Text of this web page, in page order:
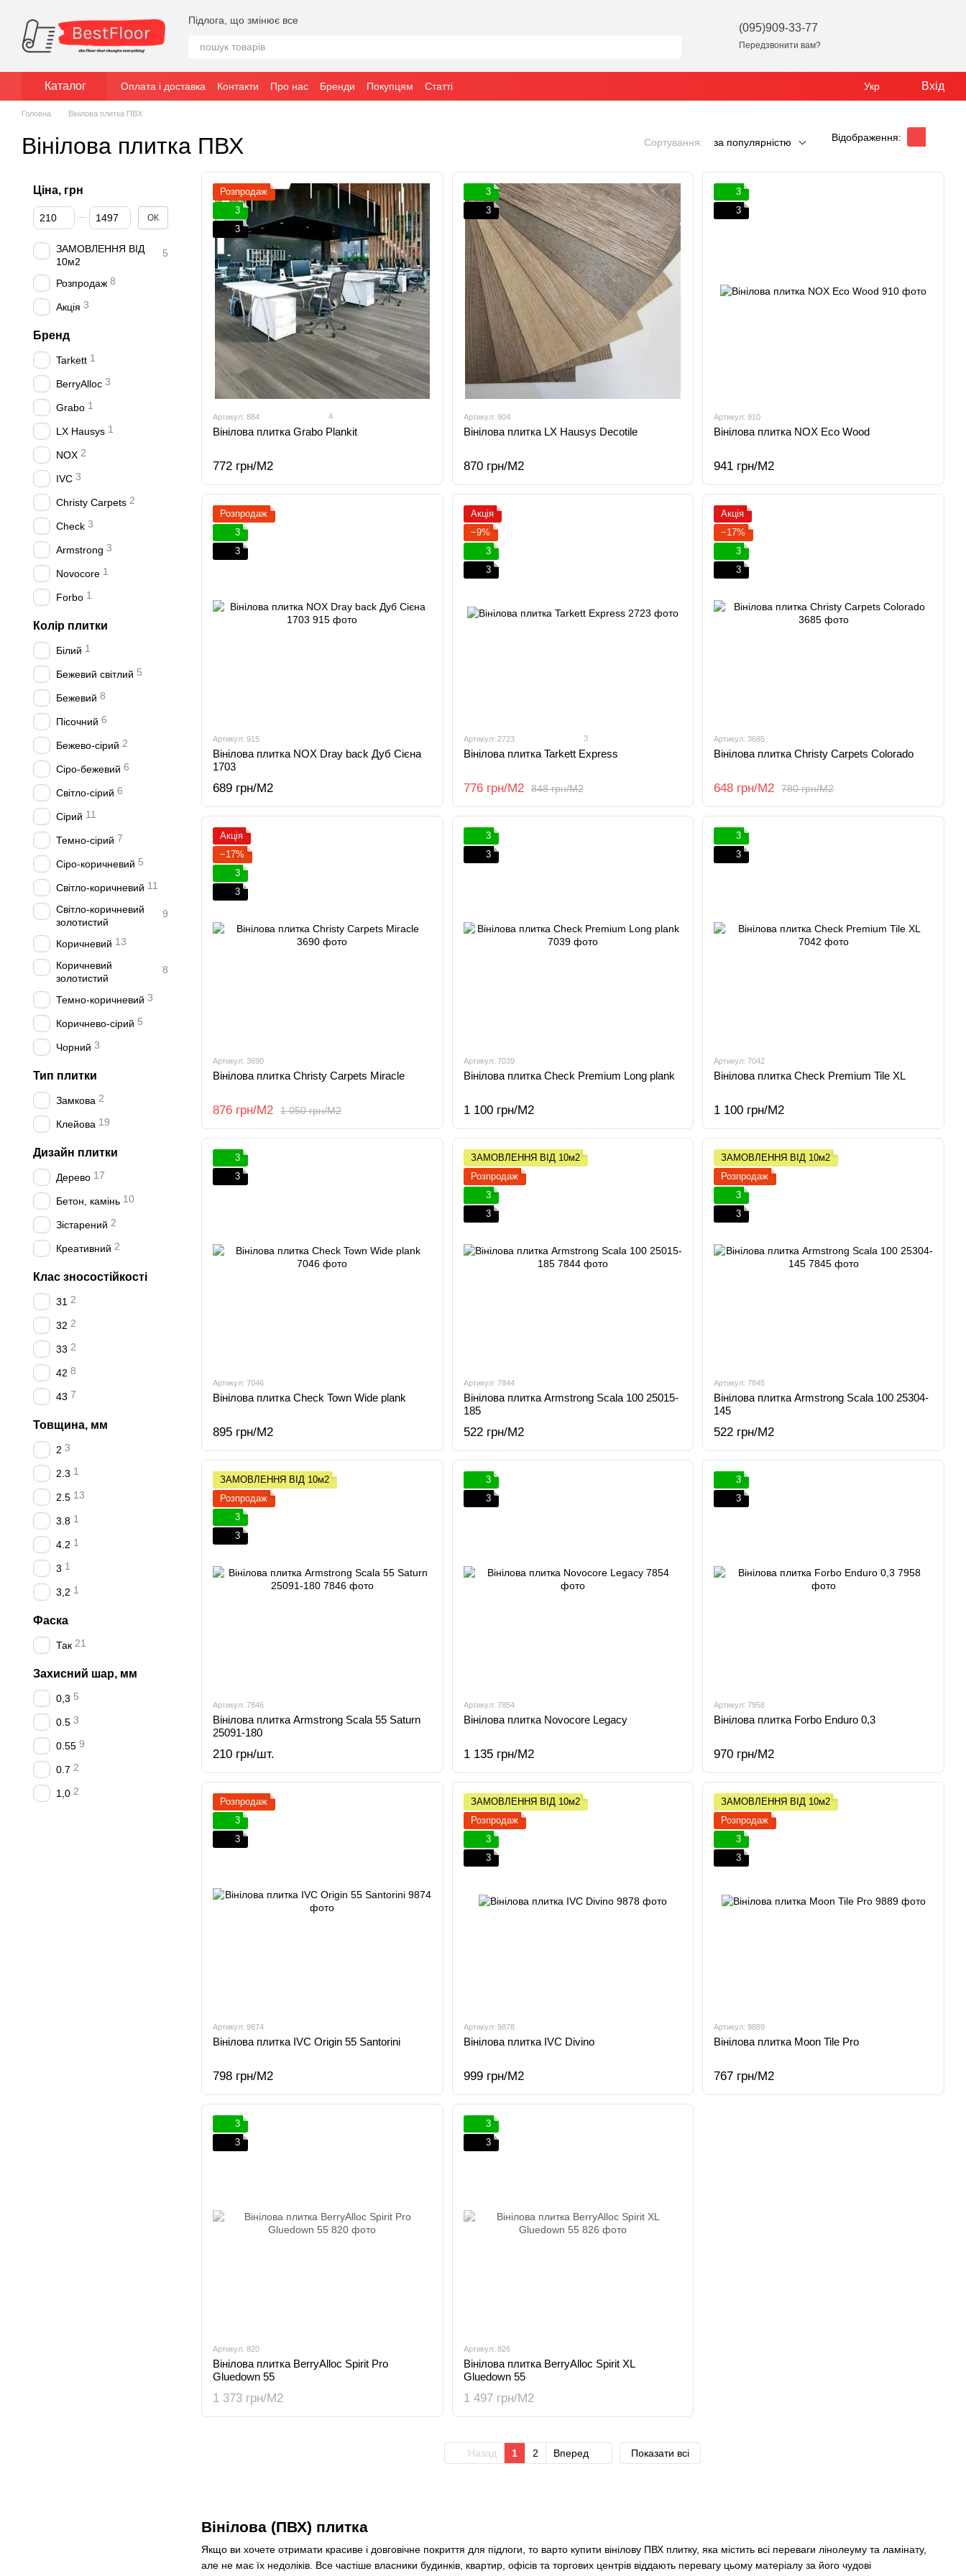
Підлога, що змінює все
(095)909-33-77
Передзвонити вам?
Каталог Оплата і доставка Контакти Про нас Бренди Покупцям Статті Укр Вхід
Головна Вінілова плитка ПВХ
Вінілова плитка ПВХ Сортування: за популярністю Відображення:
Вінілова (ПВХ) плитка
Якщо ви хочете отримати красиве і довговічне покриття для підлоги, то варто купити вінілову ПВХ плитку, яка містить всі переваги лінолеуму та ламінату,
але не має їх недоліків. Все частіше власники будинків, квартир, офісів та торгових центрів віддають перевагу цьому матеріалу за його чудові
Розпродаж
3
3
Артикул: 884 4
Вінілова плитка Grabo Plankit
772 грн/М2
3
3
Артикул: 904
Вінілова плитка LX Hausys Decotile
870 грн/М2
3
3
Артикул: 910
Вінілова плитка NOX Eco Wood
941 грн/М2
Розпродаж
3
3
Артикул: 915
Вінілова плитка NOX Dray back Дуб Сієна
1703
689 грн/М2
Акція
−9%
3
3
Артикул: 2723 3
Вінілова плитка Tarkett Express
848 грн/М2
776 грн/М2
Акція
−17%
3
3
Артикул: 3685
Вінілова плитка Christy Carpets Colorado
780 грн/М2
648 грн/М2
Акція
−17%
3
3
Артикул: 3690
Вінілова плитка Christy Carpets Miracle
1 050 грн/М2
876 грн/М2
3
3
Артикул: 7039
Вінілова плитка Check Premium Long plank
1 100 грн/М2
3
3
Артикул: 7042
Вінілова плитка Check Premium Tile XL
1 100 грн/М2
3
3
Артикул: 7046
Вінілова плитка Check Town Wide plank
895 грн/М2
ЗАМОВЛЕННЯ ВІД 10м2
Розпродаж
3
3
Артикул: 7844
Вінілова плитка Armstrong Scala 100 25015-
185
522 грн/М2
ЗАМОВЛЕННЯ ВІД 10м2
Розпродаж
3
3
Артикул: 7845
Вінілова плитка Armstrong Scala 100 25304-
145
522 грн/М2
ЗАМОВЛЕННЯ ВІД 10м2
Розпродаж
3
3
Артикул: 7846
Вінілова плитка Armstrong Scala 55 Saturn
25091-180
210 грн/шт.
3
3
Артикул: 7854
Вінілова плитка Novocore Legacy
1 135 грн/М2
3
3
Артикул: 7958
Вінілова плитка Forbo Enduro 0,3
970 грн/М2
Розпродаж
3
3
Артикул: 9874
Вінілова плитка IVC Origin 55 Santorini
798 грн/М2
ЗАМОВЛЕННЯ ВІД 10м2
Розпродаж
3
3
Артикул: 9878
Вінілова плитка IVC Divino
999 грн/М2
ЗАМОВЛЕННЯ ВІД 10м2
Розпродаж
3
3
Артикул: 9889
Вінілова плитка Moon Tile Pro
767 грн/М2
3
3
Артикул: 820
Вінілова плитка BerryAlloc Spirit Pro
Gluedown 55
1 373 грн/М2
3
3
Артикул: 826
Вінілова плитка BerryAlloc Spirit XL
Gluedown 55
1 497 грн/М2
Назад 1 2 Вперед Показати всі
Ціна, грн
Від Ціна, грн
До Ціна, грн ОК
ЗАМОВЛЕННЯ ВІД
10м2
5
Розпродаж 8
Акція 3
Бренд
Tarkett 1
BerryAlloc 3
Grabo 1
LX Hausys 1
NOX 2
IVC 3
Christy Carpets 2
Check 3
Armstrong 3
Novocore 1
Forbo 1
Колір плитки
Білий 1
Бежевий світлий 5
Бежевий 8
Пісочний 6
Бежево-сірий 2
Сіро-бежевий 6
Світло-сірий 6
Сірий 11
Темно-сірий 7
Сіро-коричневий 5
Світло-коричневий 11
Світло-коричневий
золотистий
9
Коричневий 13
Коричневий
золотистий
8
Темно-коричневий 3
Коричнево-сірий 5
Чорний 3
Тип плитки
Замкова 2
Клейова 19
Дизайн плитки
Дерево 17
Бетон, камінь 10
Зістарений 2
Креативний 2
Клас зносостійкості
31 2
32 2
33 2
42 8
43 7
Товщина, мм
2 3
2.3 1
2.5 13
3.8 1
4.2 1
3 1
3,2 1
Фаска
Так 21
Захисний шар, мм
0,3 5
0.5 3
0.55 9
0.7 2
1,0 2